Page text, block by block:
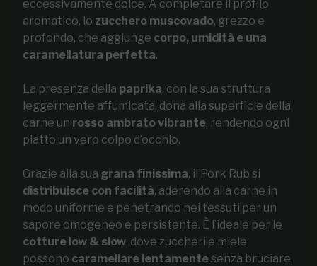
eccessivamente dolce. A completare il profilo
aromatico, lo zucchero muscovado, grezzo e
profondo, che aggiunge corpo, umidità e una
caramellatura perfetta.
La presenza della paprika, con la sua struttura
leggermente affumicata, dona alla superficie della
carne un rosso ambrato vibrante, rendendo ogni
piatto un vero colpo d’occhio.
Grazie alla sua grana finissima, il Pork Rub si
distribuisce con facilità, aderendo alla carne in
modo uniforme e penetrando nei tessuti per un
sapore omogeneo e persistente. È l’ideale per le
cotture low & slow, dove zuccheri e miele
possono caramellare lentamentesenza bruciare,